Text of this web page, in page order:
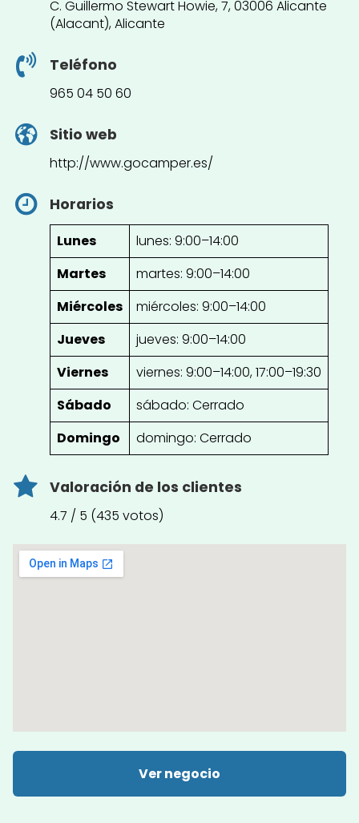
C. Guillermo Stewart Howie, 7, 03006 Alicante
(Alacant), Alicante
Teléfono
965 04 50 60
Sitio web
http://www.gocamper.es/
Horarios
Lunes
lunes: 9:00–14:00
Martes
martes: 9:00–14:00
Miércoles
miércoles: 9:00–14:00
Jueves
jueves: 9:00–14:00
Viernes
viernes: 9:00–14:00, 17:00–19:30
Sábado
sábado: Cerrado
Domingo
domingo: Cerrado
Valoración de los clientes
4.7 / 5 (435 votos)
Ver negocio